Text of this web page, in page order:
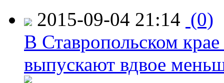
2015-09-04 21:14 (0)
В Ставропольском
выпускают вдвое